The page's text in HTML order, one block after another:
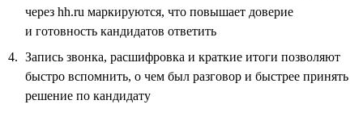
через hh.ru маркируются, что повышает доверие
и готовность кандидатов ответить
Запись звонка, расшифровка и краткие итоги позволяют
быстро вспомнить, о чем был разговор и быстрее принять
решение по кандидату